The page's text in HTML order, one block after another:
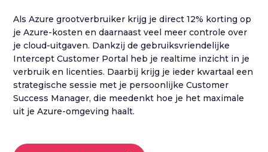
Als Azure grootverbruiker krijg je direct 12% korting op
je Azure-kosten en daarnaast veel meer controle over
je cloud-uitgaven. Dankzij de gebruiksvriendelijke
Intercept Customer Portal heb je realtime inzicht in je
verbruik en licenties. Daarbij krijg je ieder kwartaal een
strategische sessie met je persoonlijke Customer
Success Manager, die meedenkt hoe je het maximale
uit je Azure-omgeving haalt.